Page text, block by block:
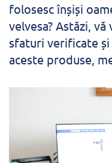
folosesc înșiși
velvesa? Astăzi,
sfaturi verificate
aceste produse,